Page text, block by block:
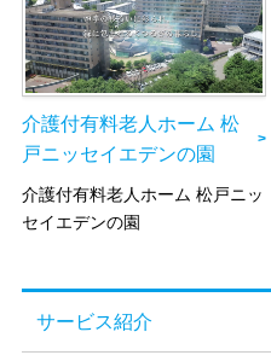
介護付有料老人ホーム 松
戸ニッセイエデンの園
介護付有料老人ホーム 松戸ニッ
セイエデンの園
サービス紹介